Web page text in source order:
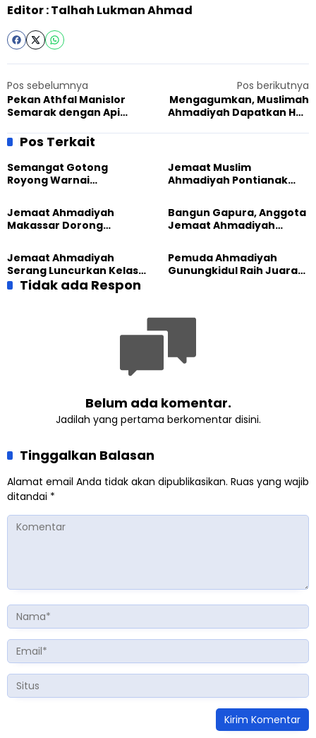
Editor : Talhah Lukman Ahmad
Pos sebelumnya
Pekan Athfal Manislor
Semarak dengan Api
Pos berikutnya
Mengagumkan, Muslimah
Ahmadiyah Dapatkan Hak
Atas Penelitiannya
Pos Terkait
Semangat Gotong
Royong Warnai
Masjid di Jemaat
Ahmadiyah Sukapura
Jemaat Muslim
Ahmadiyah Pontianak
Jemaat Ahmadiyah
Makassar Dorong
Lewat Edukasi Ekoteologi
Bangun Gapura, Anggota
Jemaat Ahmadiyah
Sambut HUT RI ke-81
Jemaat Ahmadiyah
Serang Luncurkan Kelas
Tatar, Fokus Cetak
Pemuda Ahmadiyah
Gunungkidul Raih Juara
Tidak ada Respon
Belum ada komentar.
Jadilah yang pertama berkomentar disini.
Tinggalkan Balasan
Alamat email Anda tidak akan dipublikasikan. Ruas yang wajib
ditandai *